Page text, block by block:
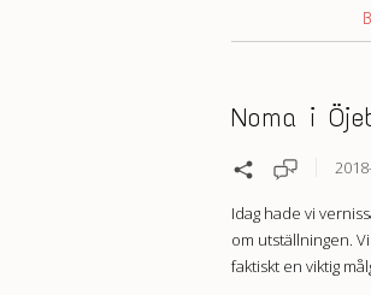
Noma i
Idag hade vi
om utställningen.
faktiskt en viktig